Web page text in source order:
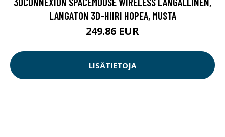
LANGATON 3D-HIIRI HOPEA, MUSTA
249.86 EUR
LISÄTIETOJA